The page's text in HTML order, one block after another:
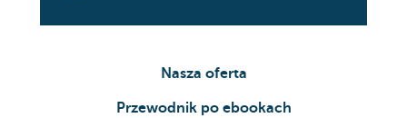
Nasza oferta
Przewodnik po ebookach